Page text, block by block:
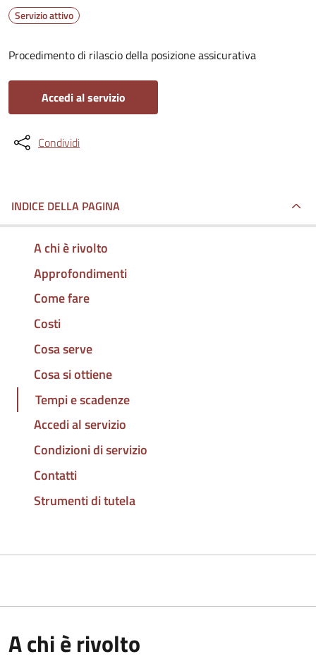
Servizio attivo
Procedimento di rilascio della posizione assicurativa
Accedi al servizio
Condividi
INDICE DELLA PAGINA
A chi è rivolto
Approfondimenti
Come fare
Costi
Cosa serve
Cosa si ottiene
Tempi e scadenze
Accedi al servizio
Condizioni di servizio
Contatti
Strumenti di tutela
A chi è rivolto